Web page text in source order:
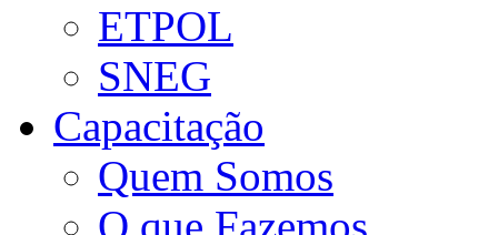
ETPOL
SNEG
Capacitação
Quem Somos
O que Fazemos